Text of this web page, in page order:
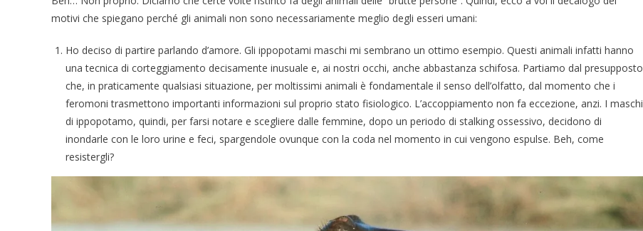
motivi che spiegano perché gli animali non sono necessariamente meglio degli esseri umani:
Ho deciso di partire parlando d’amore. Gli ippopotami maschi mi sembrano un ottimo esempio. Questi animali infatti hanno
una tecnica di corteggiamento decisamente inusuale e, ai nostri occhi, anche abbastanza schifosa. Partiamo dal presupposto
che, in praticamente qualsiasi situazione, per moltissimi animali è fondamentale il senso dell’olfatto, dal momento che i
feromoni trasmettono importanti informazioni sul proprio stato fisiologico. L’accoppiamento non fa eccezione, anzi. I maschi
di ippopotamo, quindi, per farsi notare e scegliere dalle femmine, dopo un periodo di stalking ossessivo, decidono di
inondarle con le loro urine e feci, spargendole ovunque con la coda nel momento in cui vengono espulse. Beh, come
resistergli?